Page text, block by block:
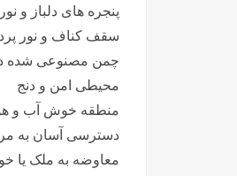
پنجره های دلباز و
سقف کناف و نور
چمن مصنوعی شده
محیطی امن و دنج
منطقه خوش آب و
دسترسی آسان به
معاوضه به ملک یا